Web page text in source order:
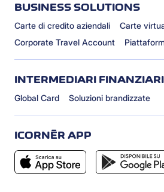
BUSINESS SOLUTIONS
Carte di credito aziendali
Carte
Corporate Travel Account
INTERMEDIARI FINANZIARI
Global Card Soluzioni brandizzate
ICORNÈR APP